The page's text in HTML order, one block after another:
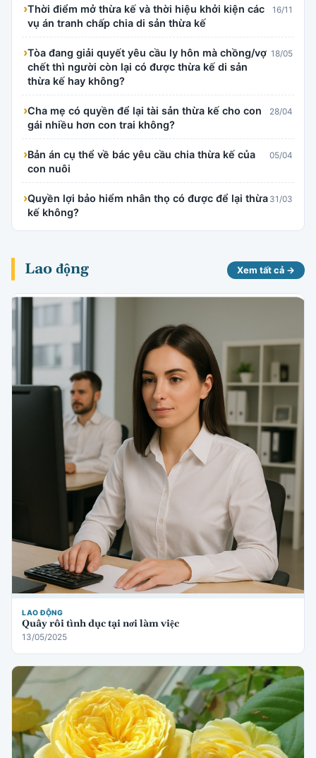
›Thời điểm mở thừa kế và thời hiệu khởi kiện các
vụ án tranh chấp chia di sản thừa kế
16/11
›Tòa đang giải quyết yêu cầu ly hôn mà chồng/vợ
chết thì người còn lại có được thừa kế di sản
thừa kế hay không?
18/05
›Cha mẹ có quyền để lại tài sản thừa kế cho con
gái nhiều hơn con trai không?
28/04
›Bản án cụ thể về bác yêu cầu chia thừa kế của
con nuôi
05/04
›Quyền lợi bảo hiểm nhân thọ có được để lại thừa
kế không?
31/03
Lao động Xem tất cả →
LAO ĐỘNG
Quấy rối tình dục tại nơi làm việc
13/05/2025